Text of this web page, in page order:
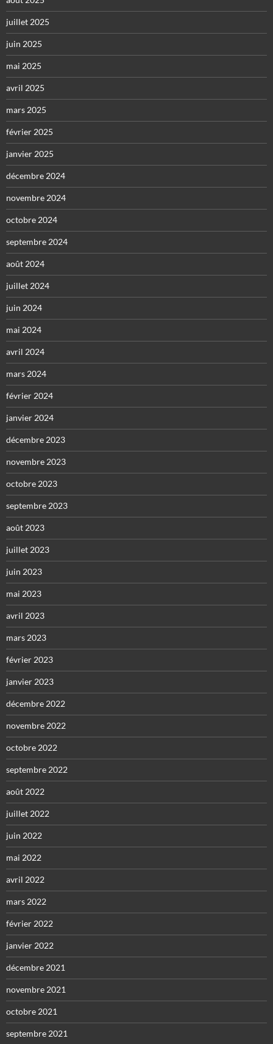
juillet 2025
juin 2025
mai 2025
avril 2025
mars 2025
février 2025
janvier 2025
décembre 2024
novembre 2024
octobre 2024
septembre 2024
août 2024
juillet 2024
juin 2024
mai 2024
avril 2024
mars 2024
février 2024
janvier 2024
décembre 2023
novembre 2023
octobre 2023
septembre 2023
août 2023
juillet 2023
juin 2023
mai 2023
avril 2023
mars 2023
février 2023
janvier 2023
décembre 2022
novembre 2022
octobre 2022
septembre 2022
août 2022
juillet 2022
juin 2022
mai 2022
avril 2022
mars 2022
février 2022
janvier 2022
décembre 2021
novembre 2021
octobre 2021
septembre 2021